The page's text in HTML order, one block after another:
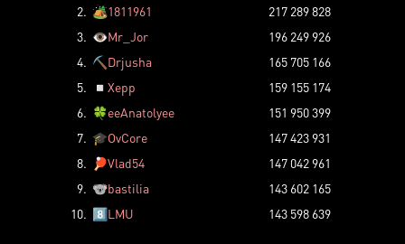
2. 🏕️1811961
217 289 828
3. 👁️Mr_Jor
196 249 926
4. ⛏️ Drjusha
165 705 166
5.
◽ Xepp
159 155 174
6. 🍀eeAnatolyee
151 950 399
7. 🎓OvCore
147 423 931
8.
🏓Vlad54
147 042 961
9. 🐨bastilia
143 602 165
10. 8️⃣LMU 143 598 639